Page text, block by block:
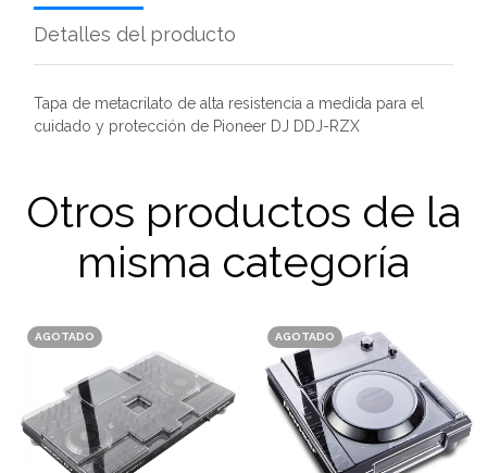
Detalles del producto
Tapa de metacrilato de alta resistencia a medida para el
cuidado y protección de Pioneer DJ DDJ-RZX
Otros productos de la
misma categoría
AGOTADO AGOTADO